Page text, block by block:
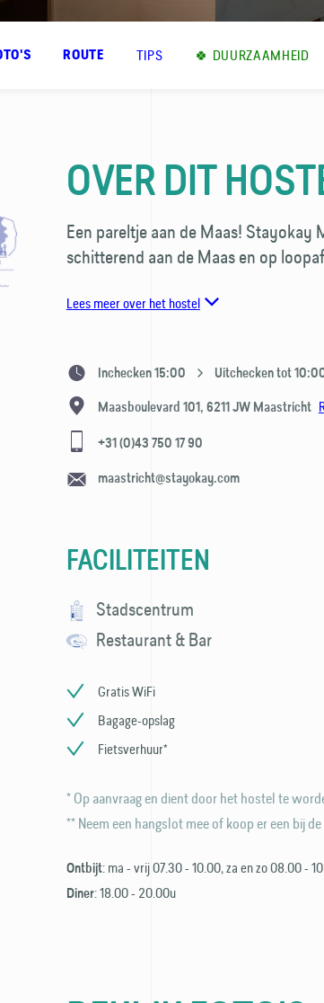
ROUTE TIPS 🍀 DUURZAAMHEID
OVER DIT
Een pareltje aan de Maas!
schitterend aan de Maas en op
Lees meer over het hostel
Inchecken 15:00 Uitchecken tot
Maasboulevard 101, 6211 JW Maastricht
+31 (0)43 750 17 90
maastricht@stayokay.com
FACILITEITEN
Stadscentrum
Restaurant & Bar
Gratis WiFi
Bagage-opslag
Fietsverhuur*
* Op aanvraag en dient door het hostel te
** Neem een hangslot mee of koop er een bij
Ontbijt: ma - vrij 07.30 - 10.00, za en zo 08.00 -
Diner: 18.00 - 20.00u